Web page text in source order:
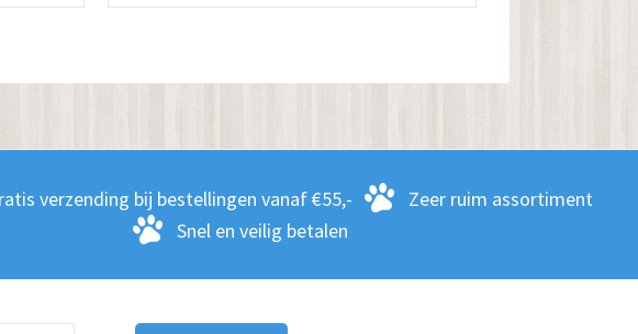
verzending bij bestellingen vanaf €55,-
Zeer ruim assortiment
Snel en veilig betalen